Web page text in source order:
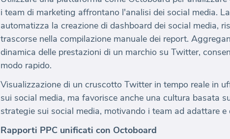
i team di marketing affrontano l'analisi dei social media.
automatizza la creazione di dashboard dei social media,
trascorse nella compilazione manuale dei report.
dinamica delle prestazioni di un marchio su Twitter,
modo rapido.
Visualizzazione di un cruscotto Twitter in tempo reale in
sui social media, ma favorisce anche una cultura basata
strategie sui social media, motivando i team ad adattare
Rapporti PPC unificati con Octoboard